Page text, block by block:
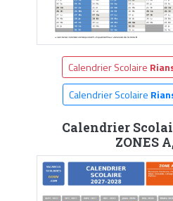
Calendrier Scolaire
Calendrier Scolaire
Calendrier
ZONES